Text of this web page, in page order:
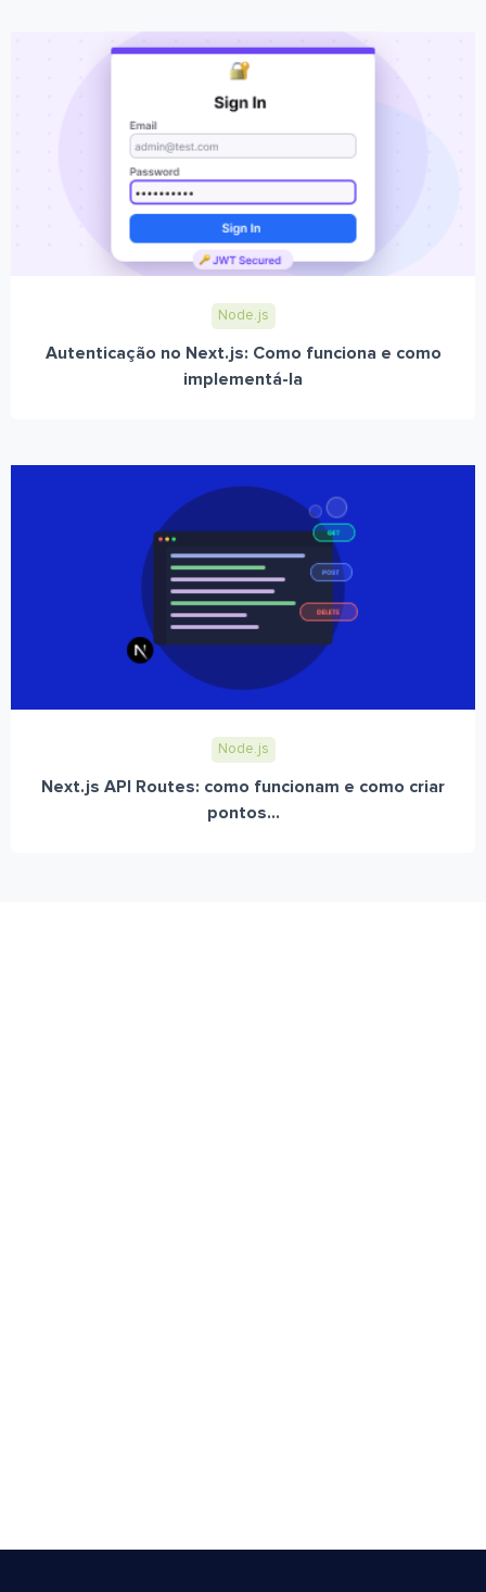
Node.js
Autenticação no Next.js: Como funciona e como
implementá-la
Node.js
Next.js API Routes: como funcionam e como criar
pontos...